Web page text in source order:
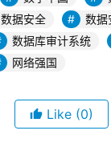
数据安全
数据
数据库审计系统
网络强国
Like (0)